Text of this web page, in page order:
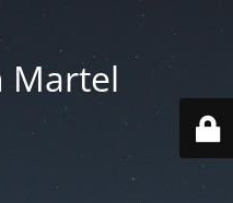
Martel